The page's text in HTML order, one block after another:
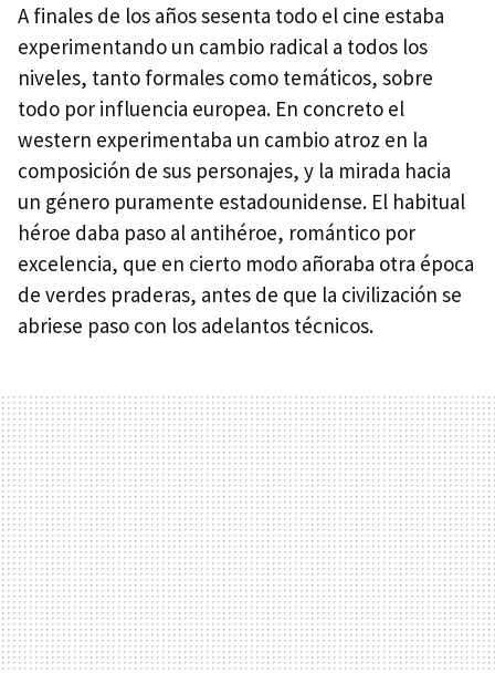
A finales de los años sesenta todo el cine estaba
experimentando un cambio radical a todos los
niveles, tanto formales como temáticos, sobre
todo por influencia europea. En concreto el
western experimentaba un cambio atroz en la
composición de sus personajes, y la mirada hacia
un género puramente estadounidense. El habitual
héroe daba paso al antihéroe, romántico por
excelencia, que en cierto modo añoraba otra época
de verdes praderas, antes de que la civilización se
abriese paso con los adelantos técnicos.